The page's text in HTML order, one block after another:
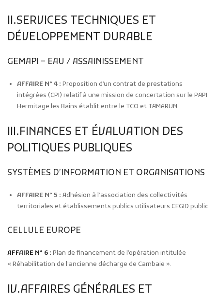
II.SERVICES TECHNIQUES ET
DÉVELOPPEMENT DURABLE
GEMAPI – EAU / ASSAINISSEMENT
AFFAIRE N° 4 : Proposition d’un contrat de prestations
intégrées (CPI) relatif à une mission de concertation sur le PAPI
Hermitage les Bains établit entre le TCO et TAMARUN.
III.FINANCES ET ÉVALUATION DES
POLITIQUES PUBLIQUES
SYSTÈMES D’INFORMATION ET ORGANISATIONS
AFFAIRE N° 5 : Adhésion à l’association des collectivités
territoriales et établissements publics utilisateurs CEGID public.
CELLULE EUROPE
AFFAIRE N° 6 : Plan de financement de l’opération intitulée
« Réhabilitation de l’ancienne décharge de Cambaie ».
IV.AFFAIRES GÉNÉRALES ET